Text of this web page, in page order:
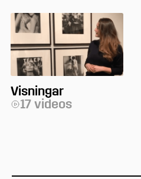
Visningar
17 videos